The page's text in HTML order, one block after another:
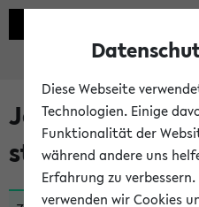
Jetzt und in
stattfindende
Diese Webseite
Technologien. Einige
Funktionalität der
während andere uns
Erfahrung zu
verwenden wir Cookies